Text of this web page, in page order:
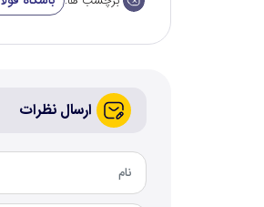
ارسال نظرات